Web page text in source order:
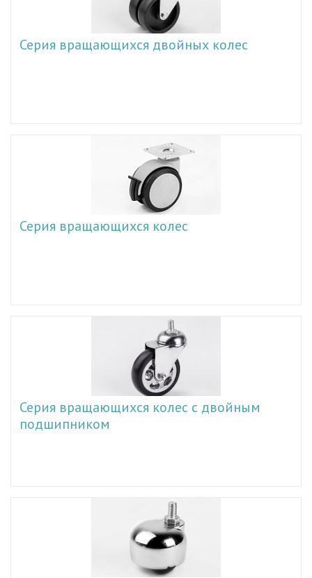
Серия вращающихся двойных колес
Серия вращающихся колес
Серия вращающихся колес с двойным
подшипником